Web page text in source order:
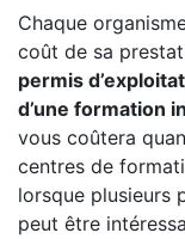
Chaque
coût de sa
permis
d’une formation
vous coûtera
centres de
lorsque plusieurs
peut être